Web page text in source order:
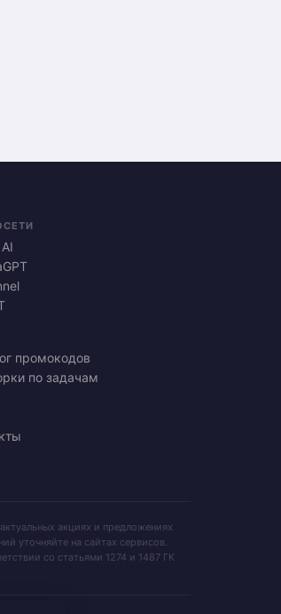
промокодов
по задачам
акциях и предложениях
уточняйте на сайтах сервисов.
со статьями 1274 и 1487 ГК